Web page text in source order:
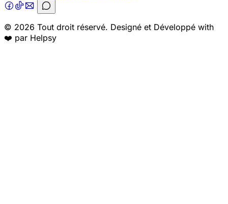
© 2026 Tout droit réservé. Designé et Développé with
❤️ par Helpsy